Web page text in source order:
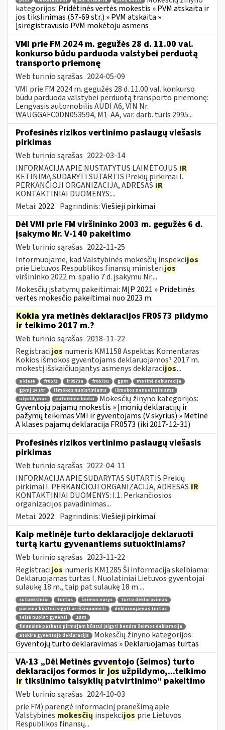
kategorijos: Pridėtinės vertės mokestis » PVM atskaita ir
jos tikslinimas (57-69 str.) » PVM atskaita »
Įsiregistravusio PVM mokėtoju asmens
VMI prie FM 2024 m. gegužės 28 d. 11.00 val.
konkurso būdu parduoda valstybei perduotą
transporto priemonę
Web turinio sąrašas 2024-05-09
VMI prie FM 2024 m. gegužės 28 d. 11.00 val. konkurso
būdu parduoda valstybei perduotą transporto priemonę:
Lengvasis automobilis AUDI A6, VIN Nr.
WAUGGAFC0DN053594, M1-AA, var. darb. tūris 2995...
Profesinės rizikos vertinimo paslaugų viešasis
pirkimas
Web turinio sąrašas 2022-03-14
INFORMACIJA APIE NUSTATYTUS LAIMĖTOJUS IR
KETINIMĄ SUDARYTI SUTARTIS Prekių pirkimai I.
PERKANČIOJI ORGANIZACIJA, ADRESAS IR
KONTAKTINIAI DUOMENYS:...
Metai: 2022 Pagrindinis:Viešieji pirkimai
Dėl VMI prie FM viršininko 2003 m. gegužės 6 d.
įsakymo Nr. V-140 pakeitimo
Web turinio sąrašas 2022-11-25
Informuojame, kad Valstybinės mokesčių inspekcijos
prie Lietuvos Respublikos finansų ministerijos
viršininko 2022 m. spalio 7 d. įsakymu Nr....
Mokesčių įstatymų pakeitimai: MĮP 2021 » Pridetinės
vertės mokesčio pakeitimai nuo 2023 m.
Kokia yra metinės deklaracijos FR0573 pildymo
irteikimo 2017 m.?
Web turinio sąrašas 2018-11-22
Registracijos numeris KM1158 Aspektas Komentaras
Kokios išmokos gyventojams deklaruojamos? 2017 m.
mokestį išskaičiuojantys asmenys deklaracijos...
a klasė fr0573 fr0573a fr0573u gpm
metinė deklaracija
gpmį 24 str
išmokos nuolatiniams
išmokos nenuolatiniams
užpildymas
pateikimo būdai
Mokesčių žinyno kategorijos:
Gyventojų pajamų mokestis » Įmonių deklaracijų ir
pažymų teikimas VMI ir gyventojams (V skyrius) » Metinė
A klasės pajamų deklaracija FR0573 (iki 2017-12-31)
Profesinės rizikos vertinimo paslaugų viešasis
pirkimas
Web turinio sąrašas 2022-04-11
INFORMACIJA APIE SUDARYTAS SUTARTIS Prekių
pirkimai I. PERKANČIOJI ORGANIZACIJA, ADRESAS IR
KONTAKTINIAI DUOMENYS: I.1. Perkančiosios
organizacijos pavadinimas...
Metai: 2022 Pagrindinis:Viešieji pirkimai
Kaip metinėje turto deklaracijoje deklaruoti
turtą kartu gyvenantiems sutuoktiniams?
Web turinio sąrašas 2023-11-22
Registracijos numeris KM1285 Ši informacija skelbiama:
Deklaruojamas turtas I. Nuolatiniai Lietuvos gyventojai
sulaukę 18 m., taip pat sulaukę 18 m....
sutuoktiniai turtas šeimos narys
turto deklaravimas
parama būstui įsigyti ar išsinuomoti
deklaruojamas turtas
teisė nuolat gyventi
18 m
finansinė paskata pirmajam būstui įsigyti bendra šeimos deklaracija
atskira gyventojo deklaracija
Mokesčių žinyno kategorijos:
Gyventojų turto deklaravimas » Deklaruojamas turtas
VA-13 „Dėl Metinės gyventojo (šeimos) turto
deklaracijos formos ir jos užpildymo,...teikimo
ir tikslinimo taisyklių patvirtinimo“ pakeitimo
Web turinio sąrašas 2024-10-03
prie FM) parengė informacinį pranešimą apie
Valstybinės mokesčių inspekcijos prie Lietuvos
Respublikos finansų...